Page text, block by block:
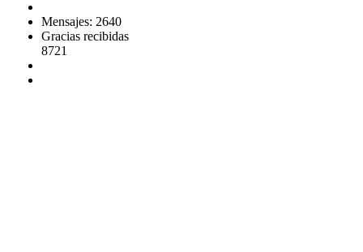
Mensajes: 2640
Gracias recibidas
8721